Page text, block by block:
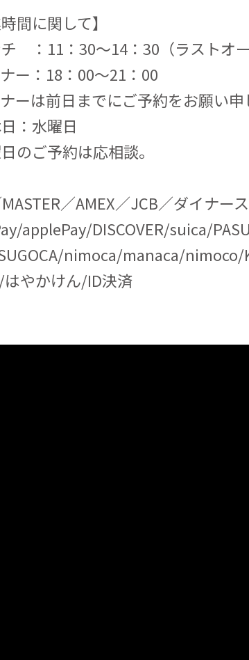
時間に関して】
チ ：11：30～14：30（ラストオー
ナー：18：00～21：00
ナーは前日までにご予約をお願い申
：水曜日
のご予約は応相談。
／AMEX／JCB／ダイナー
applePay/DISCOVER/suica/
nimoca/manaca/
はやかけん/ID決済